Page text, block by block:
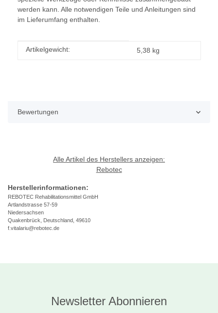
werden kann. Alle notwendigen Teile und Anleitungen sind
im Lieferumfang enthalten.
Produkteigenschaft
Wert
Artikelgewicht: 5,38 kg
Bewertungen
Alle Artikel des Herstellers anzeigen:
Rebotec
Herstellerinformationen:
REBOTEC Rehabilitationsmittel GmbH
Artlandstrasse 57-59
Niedersachsen
Quakenbrück, Deutschland, 49610
f.vitalariu@rebotec.de
Newsletter Abonnieren